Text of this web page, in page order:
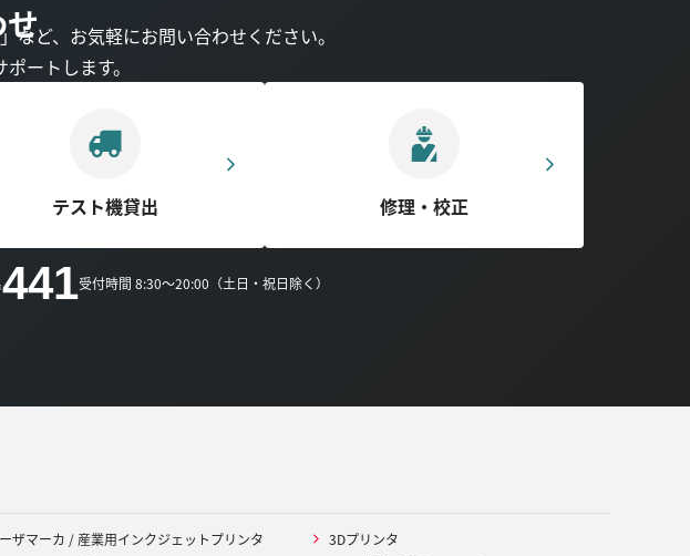
など、お気軽にお問い合わせください。
ートします。
テスト機貸出 修理・校正
受付時間 8:30～20:00（土日・祝日除く）
ザマーカ / 産業用インクジェットプリンタ
3Dプリンタ